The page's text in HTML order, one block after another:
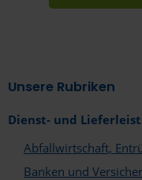
Unsere Rubriken
Dienst- und
Abfallwirtschaft,
Banken und